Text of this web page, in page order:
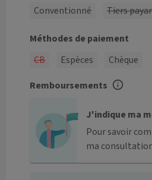
Conventionné Tiers
Méthodes de paiement
CB
Espèces
Chèque
Remboursements
J'indique ma
Pour savoir
ma